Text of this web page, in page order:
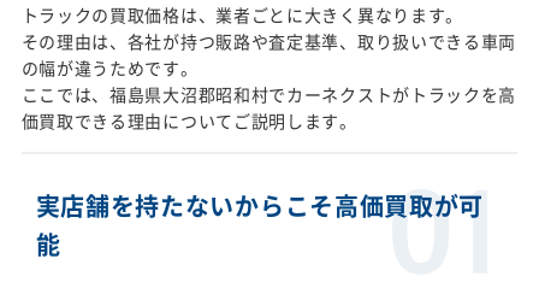
トラックの買取価格は、業者ごとに大きく異なります。
その理由は、各社が持つ販路や査定基準、取り扱いできる車両
の幅が違うためです。
ここでは、福島県大沼郡昭和村でカーネクストがトラックを高
価買取できる理由についてご説明します。
実店舗を持たないからこそ高価買取が可
能